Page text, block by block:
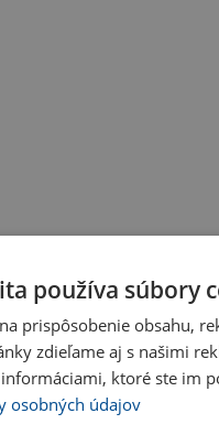
používa súbory
prispôsobenie obsahu,
zdieľame aj s našimi
ktoré ste im
osobných údajov